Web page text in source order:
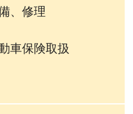
、修理
車保険取扱